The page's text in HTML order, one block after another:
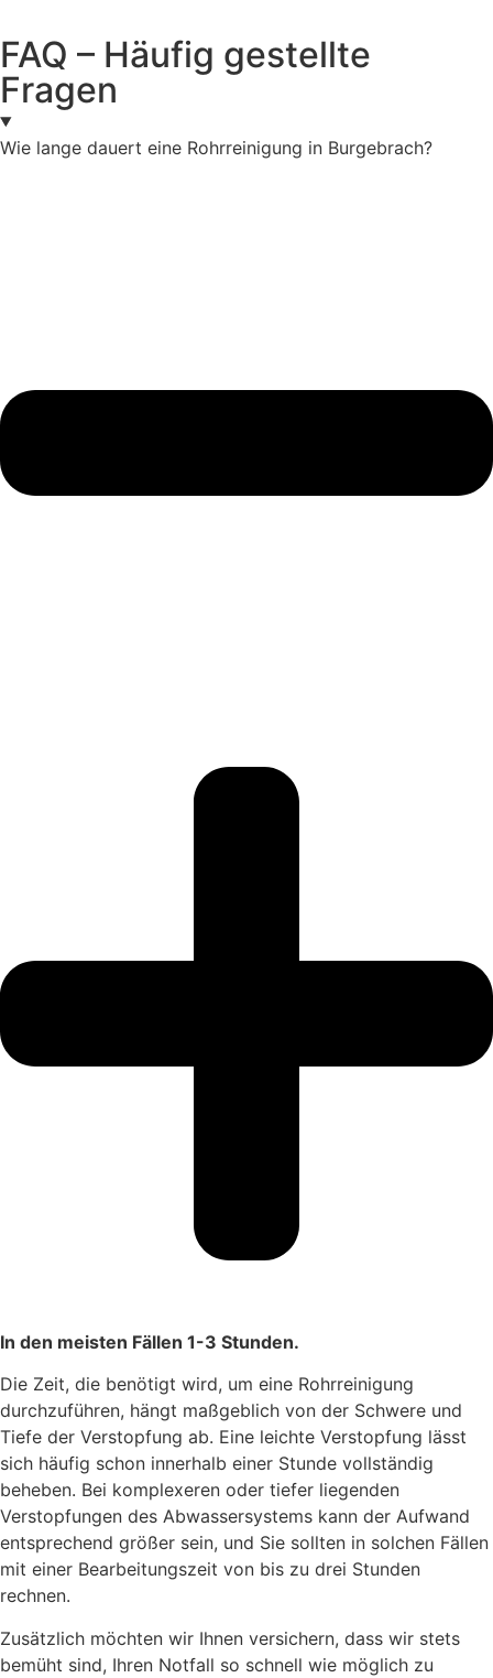
FAQ – Häufig gestellte
Fragen
Wie lange dauert eine Rohrreinigung in Burgebrach?
In den meisten Fällen 1-3 Stunden.
Die Zeit, die benötigt wird, um eine Rohrreinigung
durchzuführen, hängt maßgeblich von der Schwere und
Tiefe der Verstopfung ab. Eine leichte Verstopfung lässt
sich häufig schon innerhalb einer Stunde vollständig
beheben. Bei komplexeren oder tiefer liegenden
Verstopfungen des Abwassersystems kann der Aufwand
entsprechend größer sein, und Sie sollten in solchen Fällen
mit einer Bearbeitungszeit von bis zu drei Stunden
rechnen.
Zusätzlich möchten wir Ihnen versichern, dass wir stets
bemüht sind, Ihren Notfall so schnell wie möglich zu